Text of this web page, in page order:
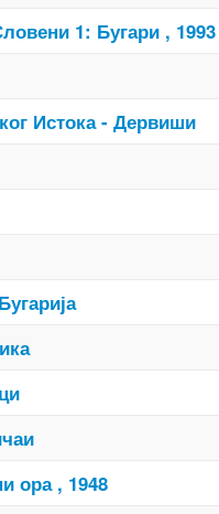
1: Бугари , 1993
Истока - Дервиши
ора , 1948